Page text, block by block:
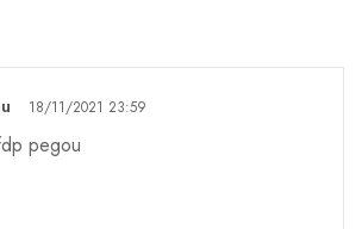
18/11/2021 23:59
pegou